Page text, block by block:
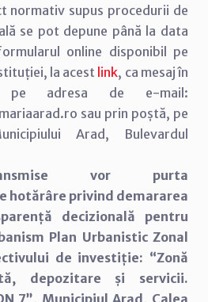
normativ supus procedurii de
se pot depune până la data
online disponibil pe
la acest link, ca mesaj în
pe adresa de e-mail:
sau prin poștă, pe
Arad, Bulevardul
vor purta
hotărâre privind demararea
decizională pentru
Plan Urbanistic Zonal
de investiție: “Zonă
depozitare și servicii.
7”, Municipiul Arad, Calea